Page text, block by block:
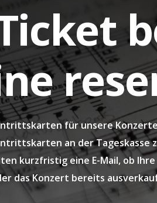
für unsere
an der Tageskasse
kurzfristig eine E-Mail, ob
das Konzert bereits